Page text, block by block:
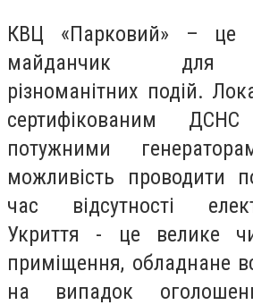
КВЦ «Парковий» – це
майданчик для
різноманітних подій.
сертифікованим
потужними
можливість проводити
час відсутності
Укриття - це велике
приміщення, обладнане
на випадок